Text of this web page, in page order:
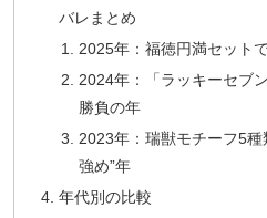
バレまとめ
2025年：福徳円満セット
2024年：「ラッキーセブ
勝負の年
2023年：瑞獣モチーフ5種
強め”年
年代別の比較